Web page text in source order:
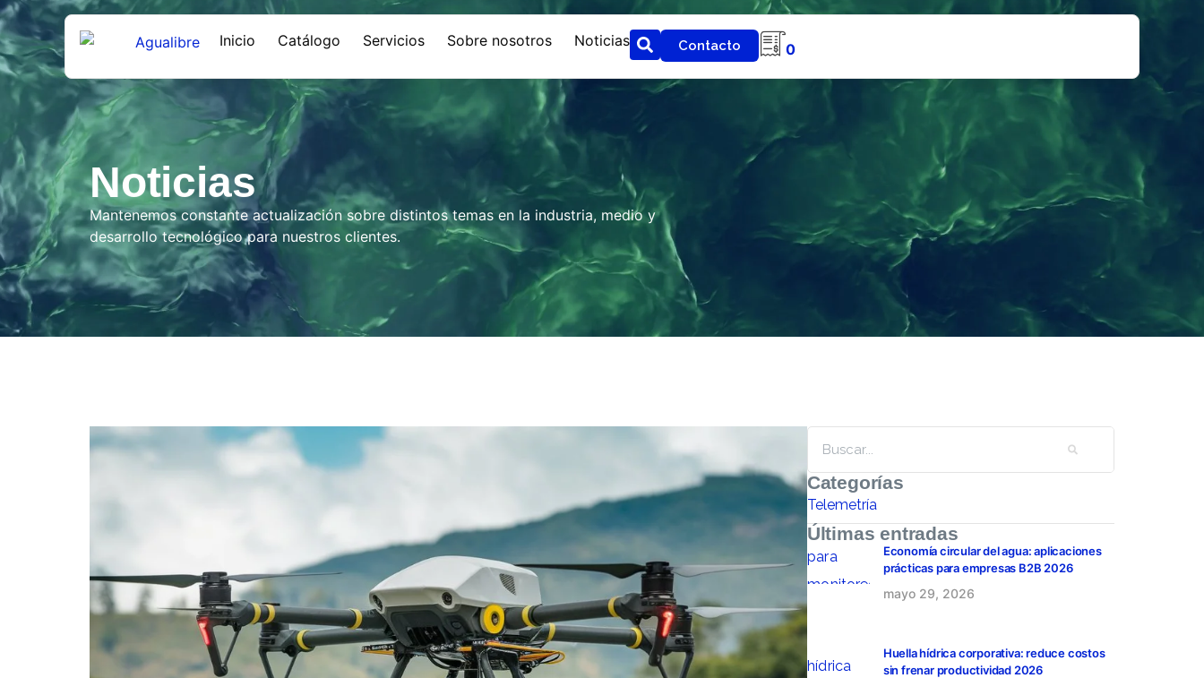
Inicio Catálogo Servicios Sobre nosotros Noticias Contacto 0
Noticias
Mantenemos constante actualización sobre distintos temas en la industria, medio y
desarrollo tecnológico para nuestros clientes.
Categorías
Telemetría
Últimas entradas
Economía circular del agua: aplicaciones
prácticas para empresas B2B 2026
mayo 29, 2026
Huella hídrica corporativa: reduce costos
sin frenar productividad 2026